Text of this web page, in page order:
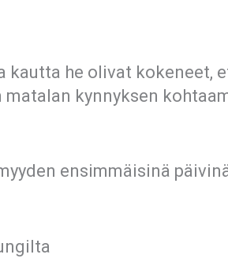
kautta he olivat kokeneet,
kynnyksen
ensimmäisinä